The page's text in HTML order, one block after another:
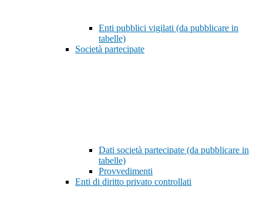
Enti pubblici vigilati (da pubblicare in
tabelle)
Società partecipate
Dati società partecipate (da pubblicare in
tabelle)
Provvedimenti
Enti di diritto privato controllati